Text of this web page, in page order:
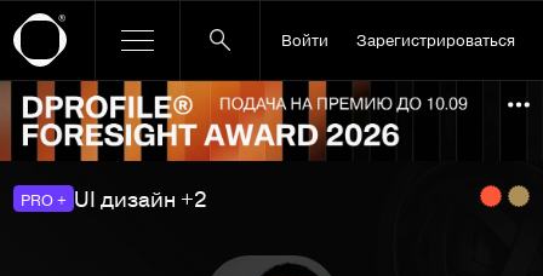
Войти Зарегистрироваться
Ссылка баннера
PRO + UI дизайн +2